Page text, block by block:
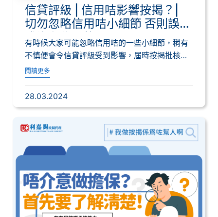
信貸評級 | 信用咭影響按揭？|
切勿忽略信用咭小細節 否則誤變
成沒有信用的人
有時候大家可能忽略信用咭的一些小細節，稍有
不慎便會令信貸評級受到影響，屆時按揭批核便
可能出...
閱讀更多
28.03.2024